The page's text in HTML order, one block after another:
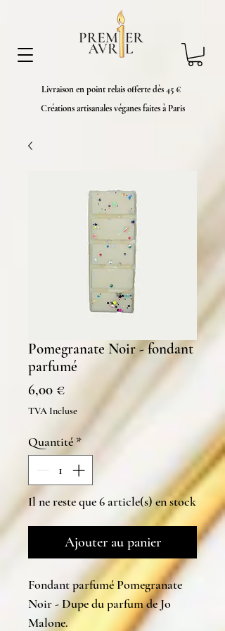
Livraison en point relais offerte dès 45 €
Créations artisanales véganes faites à Paris
Pomegranate Noir - fondant
parfumé
6,00 €Prix
TVA Incluse
Quantité *
Il ne reste que 6 article(s) en stock
Ajouter au panier
Fondant parfumé Pomegranate
Noir - Dupe du parfum de Jo
Malone.